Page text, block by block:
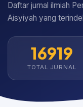
Daftar jurnal ilmiah
Aisyiyah yang
16919
TOTAL JURNAL